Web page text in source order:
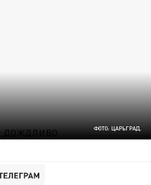
ФОТО: ЦАРЬГРАД.